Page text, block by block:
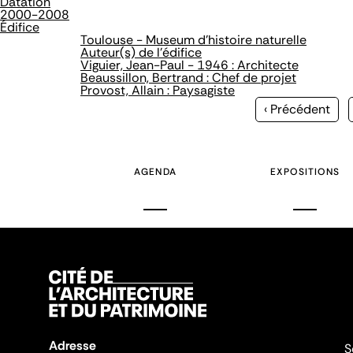
2000-2008
Édifice
Toulouse - Museum d'histoire naturelle
Auteur(s) de l'édifice
Viguier, Jean-Paul - 1946 : Architecte
Beaussillon, Bertrand : Chef de projet
Provost, Allain : Paysagiste
Page
‹ Précédent
AGENDA EXPOSITIONS
Adresse